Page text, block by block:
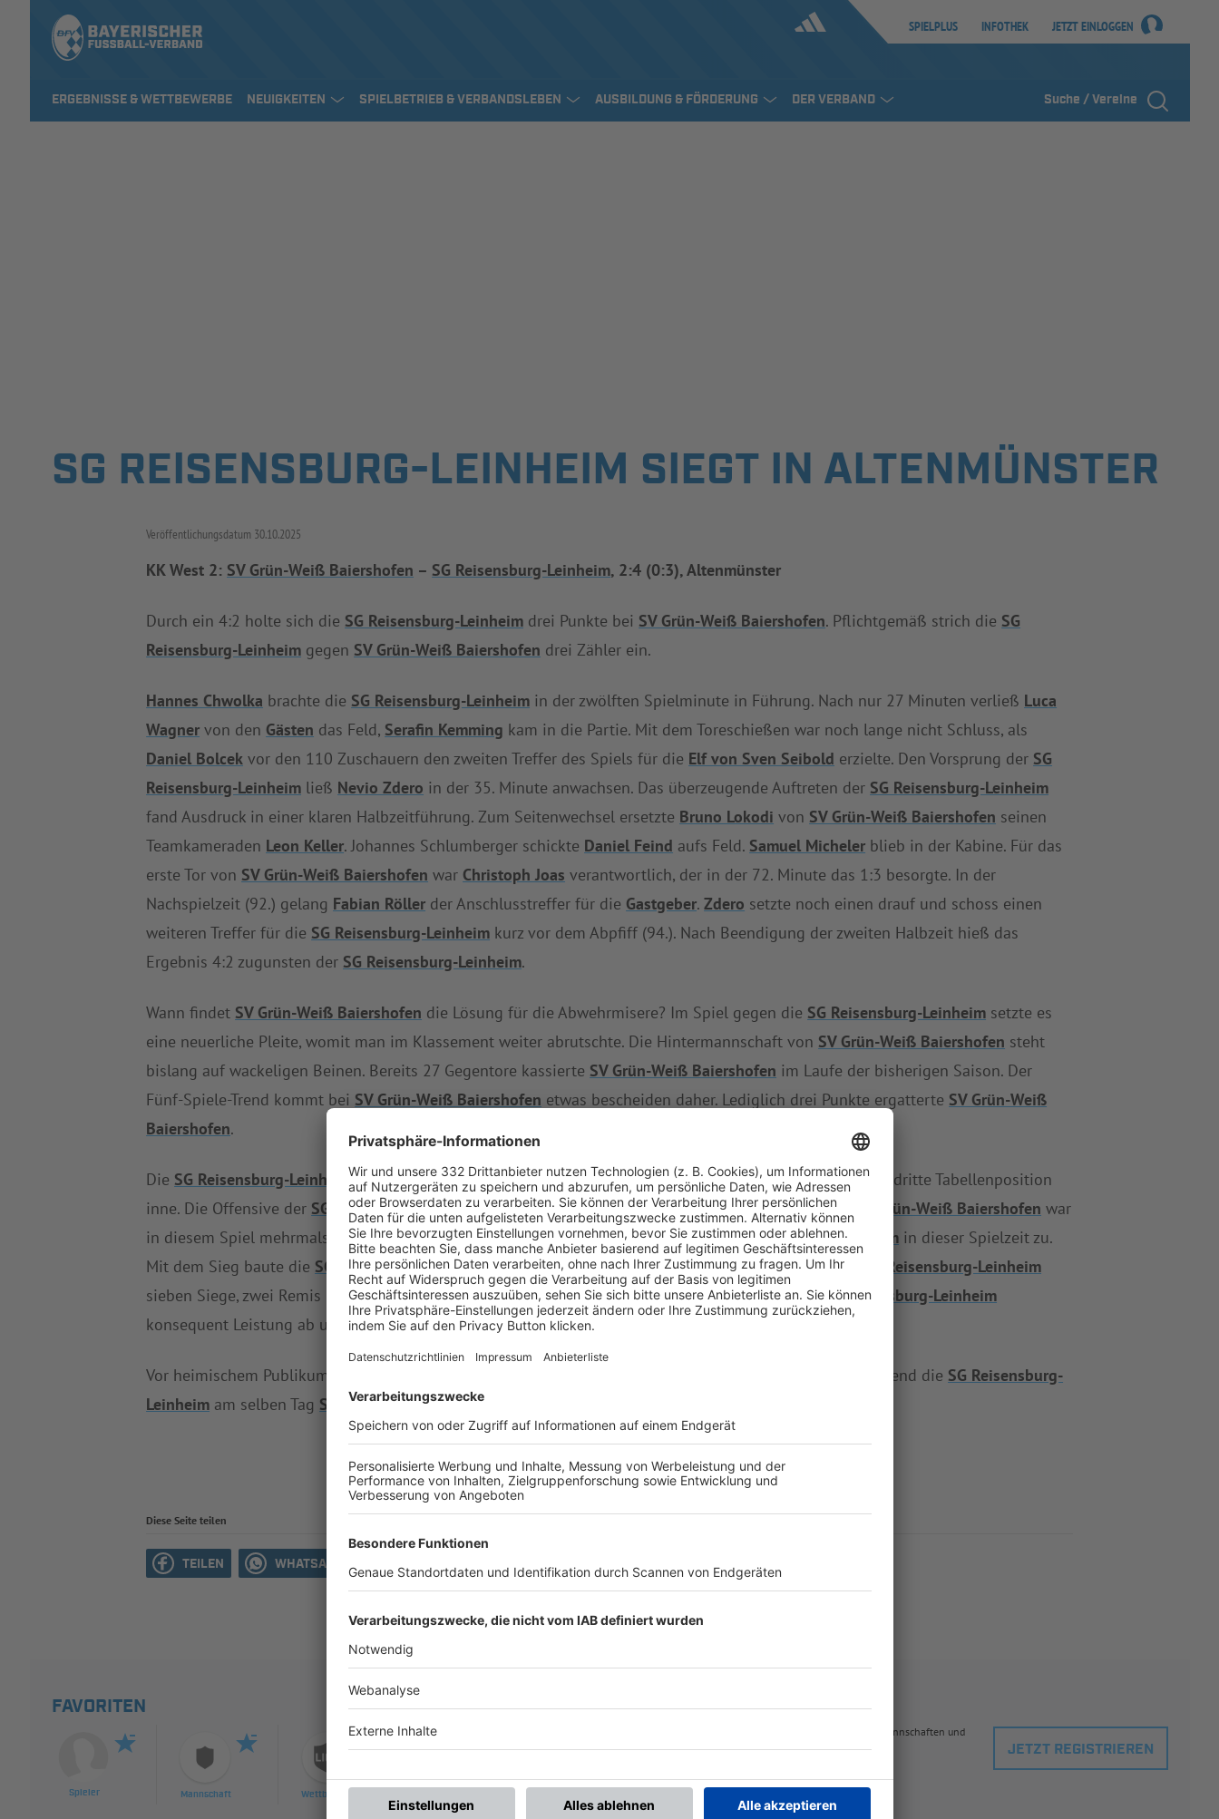
SPIELPLUS INFOTHEK JETZT EINLOGGEN
ERGEBNISSE & WETTBEWERBE NEUIGKEITEN SPIELBETRIEB & VERBANDSLEBEN AUSBILDUNG & FÖRDERUNG DER VERBAND Suche / Vereine
SG REISENSBURG-LEINHEIM SIEGT IN ALTENMÜNSTER
Veröffentlichungsdatum 30.10.2025
KK West 2: SV Grün-Weiß Baiershofen – SG Reisensburg-Leinheim, 2:4 (0:3), Altenmünster
Durch ein 4:2 holte sich die SG Reisensburg-Leinheim drei Punkte bei SV Grün-Weiß Baiershofen. Pflichtgemäß strich die SG
Reisensburg-Leinheim gegen SV Grün-Weiß Baiershofen drei Zähler ein.
Hannes Chwolka brachte die SG Reisensburg-Leinheim in der zwölften Spielminute in Führung. Nach nur 27 Minuten verließ Luca
Wagner von den Gästen das Feld, Serafin Kemming kam in die Partie. Mit dem Toreschießen war noch lange nicht Schluss, als
Daniel Bolcek vor den 110 Zuschauern den zweiten Treffer des Spiels für die Elf von Sven Seibold erzielte. Den Vorsprung der SG
Reisensburg-Leinheim ließ Nevio Zdero in der 35. Minute anwachsen. Das überzeugende Auftreten der SG Reisensburg-Leinheim
fand Ausdruck in einer klaren Halbzeitführung. Zum Seitenwechsel ersetzte Bruno Lokodi von SV Grün-Weiß Baiershofen seinen
Teamkameraden Leon Keller. Johannes Schlumberger schickte Daniel Feind aufs Feld. Samuel Micheler blieb in der Kabine. Für das
erste Tor von SV Grün-Weiß Baiershofen war Christoph Joas verantwortlich, der in der 72. Minute das 1:3 besorgte. In der
Nachspielzeit (92.) gelang Fabian Röller der Anschlusstreffer für die Gastgeber.Zdero setzte noch einen drauf und schoss einen
weiteren Treffer für die SG Reisensburg-Leinheim kurz vor dem Abpfiff (94.). Nach Beendigung der zweiten Halbzeit hieß das
Ergebnis 4:2 zugunsten der SG Reisensburg-Leinheim.
Wann findet SV Grün-Weiß Baiershofen die Lösung für die Abwehrmisere? Im Spiel gegen die SG Reisensburg-Leinheim setzte es
eine neuerliche Pleite, womit man im Klassement weiter abrutschte. Die Hintermannschaft von SV Grün-Weiß Baiershofen steht
bislang auf wackeligen Beinen. Bereits 27 Gegentore kassierte SV Grün-Weiß Baiershofen im Laufe der bisherigen Saison. Der
Fünf-Spiele-Trend kommt bei SV Grün-Weiß Baiershofen etwas bescheiden daher. Lediglich drei Punkte ergatterte SV Grün-Weiß
Baiershofen.
Die SG Reisensburg-Leinheimhat nach dem souveränen Erfolg überSV Grün-Weiß Baiershofenweiter die dritte Tabellenposition
inne. Die Offensive der SG Reisensburg-Leinheimin Schach zu halten ist kein Zuckerschlecken. Auch SV Grün-Weiß Baiershofen war
in diesem Spiel mehrmals überfordert. Bereits 31-mal schlugen die Angreifer derSG Reisensburg-Leinheim in dieser Spielzeit zu.
Mit dem Sieg baute die SG Reisensburg-Leinheimdie erfolgreiche Saisonbilanz aus. Bislang holte die
SG Reisensburg-Leinheim
sieben Siege, zwei Remis und kassierte erst eine Niederlage. In den letzten fünf Partien rief dieSG Reisensburg-Leinheim
konsequent Leistung ab und holte zehn Punkte.
Vor heimischem Publikum trifft , während die SG Reisensburg-
Leinheim am selben Tag SV Villenbachin Empfang nimmt.
Diese Seite teilen
TEILEN WHATSAPP MAIL
FAVORITEN
Spieler Mannschaft Wettbewerb
Nach der Registrierung kannst du dir Favoriten setzen. So bist du ganz nah an deinen Lieblingsspielern, Mannschaften und
Ligen, die dann direkt hier angezeigt werden.
JETZT REGISTRIEREN